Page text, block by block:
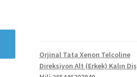
Orjinal Tata Xenon Telcoline
Direksiyon Alt (Erkek) Kalın Diş